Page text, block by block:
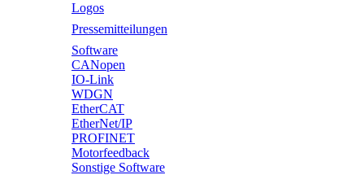
Logos
Pressemitteilungen
Software
CANopen
IO-Link
WDGN
EtherCAT
EtherNet/IP
PROFINET
Motorfeedback
Sonstige Software